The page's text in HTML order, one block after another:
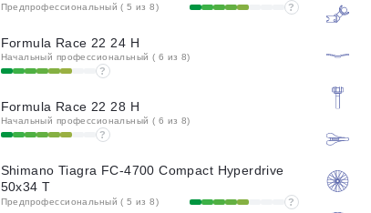
Предпрофессиональный ( 5 из 8) ?
Formula Race 22 24 H
Начальный профессиональный ( 6 из 8)
?
Formula Race 22 28 H
Начальный профессиональный ( 6 из 8)
?
Shimano Tiagra FC-4700 Compact Hyperdrive
50x34 T
Предпрофессиональный ( 5 из 8) ?